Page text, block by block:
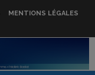
MENTIONS LÉGALES